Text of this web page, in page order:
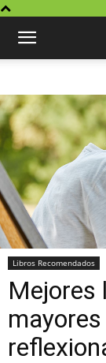
Libros Recomendados
Mejores